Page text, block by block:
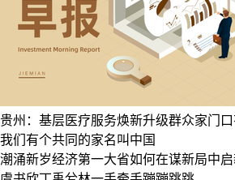
贵州：基层医疗服务焕新升级群众家门口
我们有个共同的家名叫中国
潮涌新岁经济第一大省如何在谋新局中启